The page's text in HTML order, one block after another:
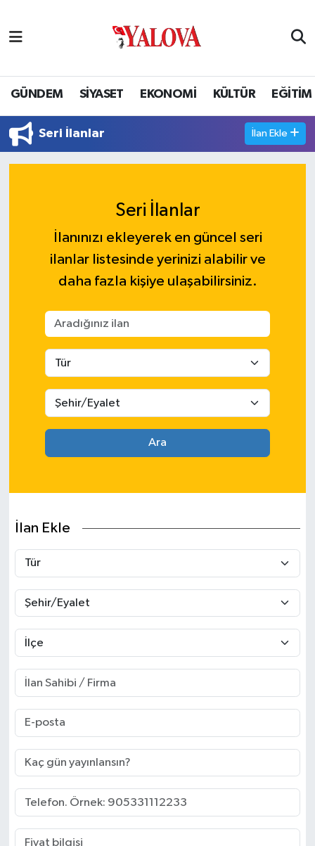
GÜNDEM SİYASET EKONOMİ KÜLTÜR EĞİTİM
Seri İlanlar İlan Ekle
Seri İlanlar
İlanınızı ekleyerek en güncel seri
ilanlar listesinde yerinizi alabilir ve
daha fazla kişiye ulaşabilirsiniz.
Ara
İlan Ekle
SİYASET
EKONOMİ
BİLİM VE TEKNOLOJİ
SPOR
ULUSAL
İLÇELERİMİZ
Yalova Nöbetçi Eczaneler
Yalova Hava Durumu
Yalova Namaz Vakitleri
Puan Durumu ve Fikstür
Tüm Manşetler